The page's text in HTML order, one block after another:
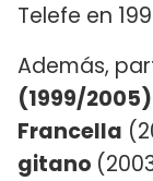
Telefe en
Además,
(1999/2005)
Francella
gitano